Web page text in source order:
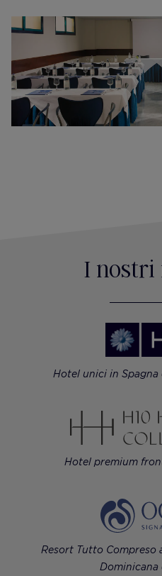
I nostri
Hotel unici in Spagna
Hotel premium
Resort Tutto Compreso
Dominicana